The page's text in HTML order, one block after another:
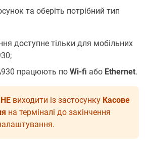
та оберіть потрібний тип
доступне тільки для мобільних
працюють по Wi-fi або Ethernet.
НЕ виходити із застосунку Касове
на терміналі до закінчення